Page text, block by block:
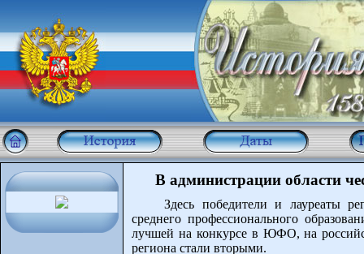
В администрации области
Здесь победители и лауреаты
среднего профессионального
лучшей на конкурсе в ЮФО, на
региона стали вторыми.